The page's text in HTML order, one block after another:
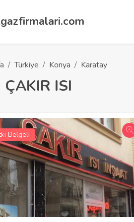
Türkiye Konya Karatay
ÇAKIR ISI
Belgeli